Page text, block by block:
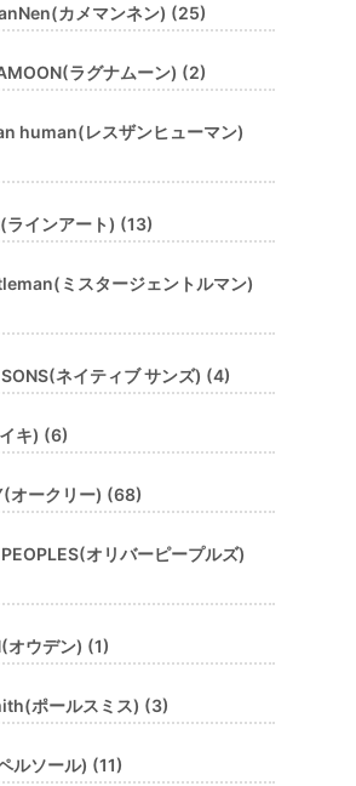
カメマンネン) (25)
ラグナムーン) (2)
human(レスザンヒューマン)
インアート) (13)
ミスタージェントルマン)
ネイティブ サンズ) (4)
キ) (6)
オークリー) (68)
オリバーピープルズ)
オウデン) (1)
ポールスミス) (3)
ルソール) (11)